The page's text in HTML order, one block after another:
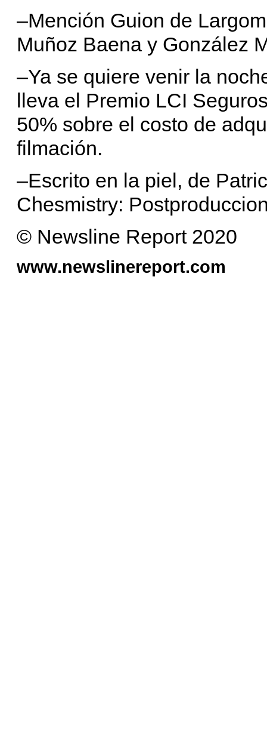
–Mención Guion de
Muñoz Baena y González
–Ya se quiere venir la
lleva el Premio LCI
50% sobre el costo de
filmación.
–Escrito en la piel, de
Chesmistry:
© Newsline Report 2020
www.newslinereport.com